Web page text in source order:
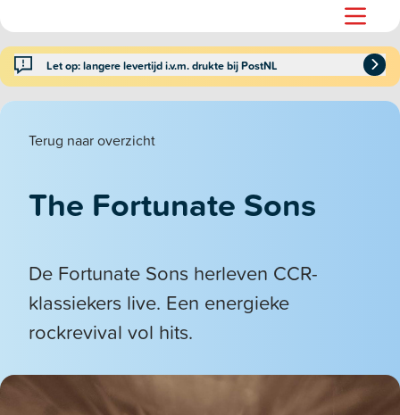
Let op: langere levertijd i.v.m. drukte bij PostNL
Terug naar overzicht
The Fortunate Sons
De Fortunate Sons herleven CCR-
klassiekers live. Een energieke
rockrevival vol hits.